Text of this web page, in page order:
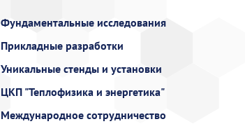
Фундаментальные исследования
Прикладные разработки
Уникальные стенды и установки
ЦКП "Теплофизика и энергетика"
Международное сотрудничество